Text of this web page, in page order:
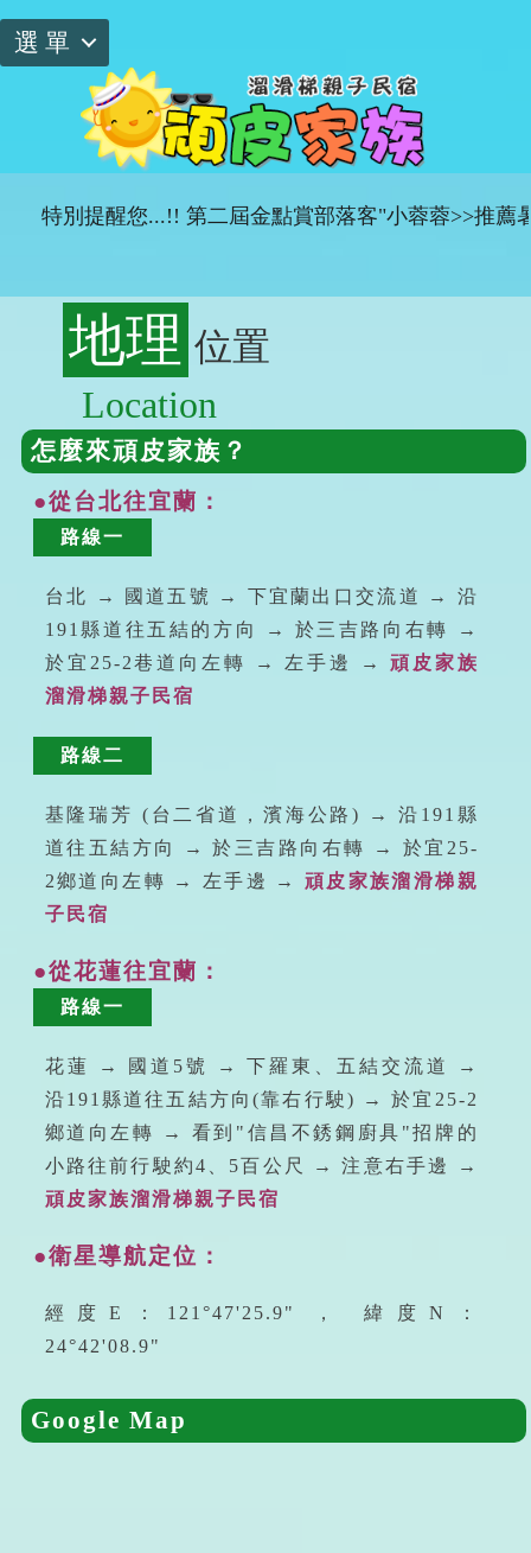
選單
特別提醒您...!! 第二屆金點賞部落客"小蓉蓉>>推薦
地理 位置
Location
怎麼來頑皮家族？
●從台北往宜蘭：
路線一
台北 → 國道五號 → 下宜蘭出口交流道 → 沿
191縣道往五結的方向 → 於三吉路向右轉 →
於宜25-2巷道向左轉 → 左手邊 → 頑皮家族
溜滑梯親子民宿
路線二
基隆瑞芳 (台二省道，濱海公路) → 沿191縣
道往五結方向 → 於三吉路向右轉 → 於宜25-
2鄉道向左轉 → 左手邊 → 頑皮家族溜滑梯親
子民宿
●從花蓮往宜蘭：
路線一
花蓮 → 國道5號 → 下羅東、五結交流道 →
沿191縣道往五結方向(靠右行駛) → 於宜25-2
鄉道向左轉 → 看到"信昌不銹鋼廚具"招牌的
小路往前行駛約4、5百公尺 → 注意右手邊 →
頑皮家族溜滑梯親子民宿
●衛星導航定位：
經度E：121°47'25.9" ， 緯度N：
24°42'08.9"
Google Map